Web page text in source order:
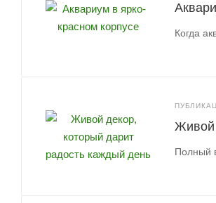
Когда
Живой
Полный